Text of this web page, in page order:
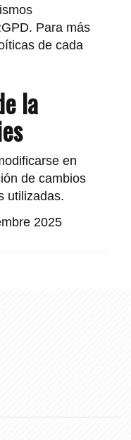
Para más
de cada
la
en
de cambios
utilizadas.
2025